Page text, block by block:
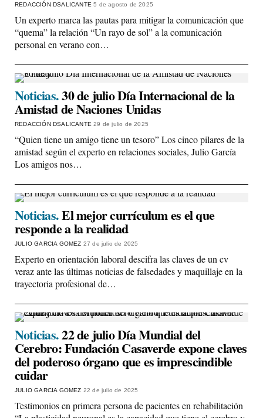
REDACCIÓN DSALICANTE5 de agosto de 2025
Un experto marca las pautas para mitigar la comunicación que
“quema” la relación “Un rayo de sol” a la comunicación
personal en verano con…
Noticias.30 de julio Día Internacional de la
Amistad de Naciones Unidas
REDACCIÓN DSALICANTE29 de julio de 2025
“Quien tiene un amigo tiene un tesoro” Los cinco pilares de la
amistad según el experto en relaciones sociales, Julio García
Los amigos nos…
Noticias.El mejor currículum es el que
responde a la realidad
JULIO GARCIA GOMEZ 27 de julio de 2025
Experto en orientación laboral descifra las claves de un cv
veraz ante las últimas noticias de falsedades y maquillaje en la
trayectoria profesional de…
Noticias.22 de julio Día Mundial del
Cerebro: Fundación Casaverde expone claves
del poderoso órgano que es imprescindible
cuidar
JULIO GARCIA GOMEZ 22 de julio de 2025
Testimonios en primera persona de pacientes en rehabilitación